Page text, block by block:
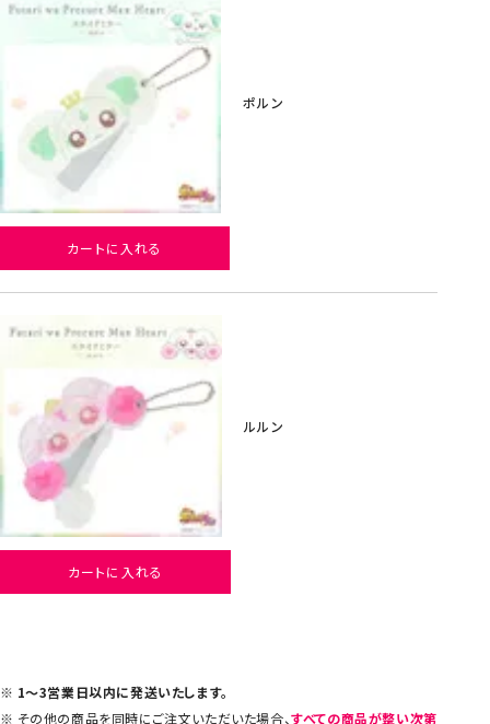
ポルン
カートに入れる
ルルン
カートに入れる
1～3営業日以内に発送いたします。
その他の商品を同時にご注文いただいた場合、すべての商品が整い次第